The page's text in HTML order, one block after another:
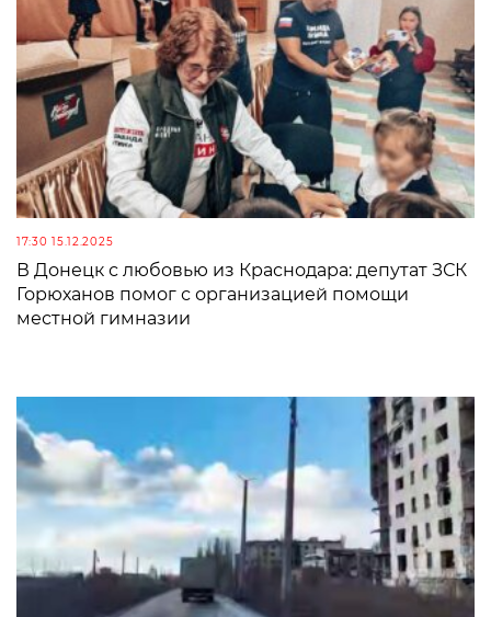
17:30 15.12.2025
В Донецк с любовью из Краснодара: депутат ЗСК
Горюханов помог с организацией помощи
местной гимназии